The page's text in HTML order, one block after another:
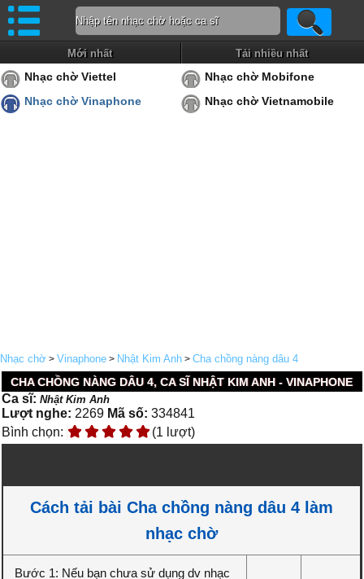
Mới nhất Tải nhiều nhất
Nhạc chờ Viettel
Nhạc chờ Mobifone
Nhạc chờ Vinaphone
Nhạc chờ Vietnamobile
Nhạc chờ > Vinaphone > Nhật Kim Anh > Cha chồng nàng dâu 4
CHA CHỒNG NÀNG DÂU 4, CA SĨ NHẬT KIM ANH - VINAPHONE
Ca sĩ:Nhật Kim Anh
Lượt nghe: 2269 Mã số: 334841
Bình chọn:
(1 lượt)
Cách tải bài Cha chồng nàng dâu 4 làm
nhạc chờ
Bước 1: Nếu bạn chưa sử dụng dv nhạc